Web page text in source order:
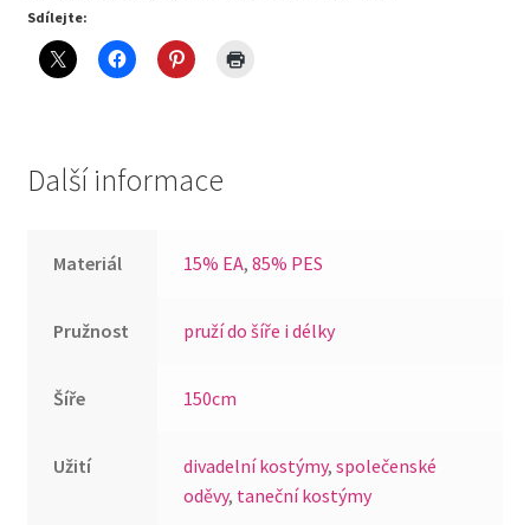
(černá-
lesk)
quantity
Sdílejte:
Další informace
Materiál 15% EA,85% PES
Pružnost pruží do šíře i délky
Šíře 150cm
Užití divadelní kostýmy,společenské
oděvy, taneční kostýmy